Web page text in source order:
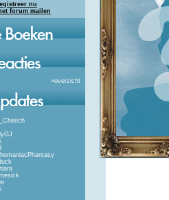
nu
forum mailen
»overzicht